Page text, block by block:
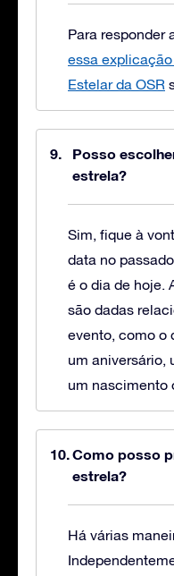
Para responder
essa
Estelar da OSR
Posso
estrela?
Sim, fique à
data no
é o dia de hoje.
são dadas
evento, como o
um aniversário,
um nascimento
Como posso
estrela?
Há várias